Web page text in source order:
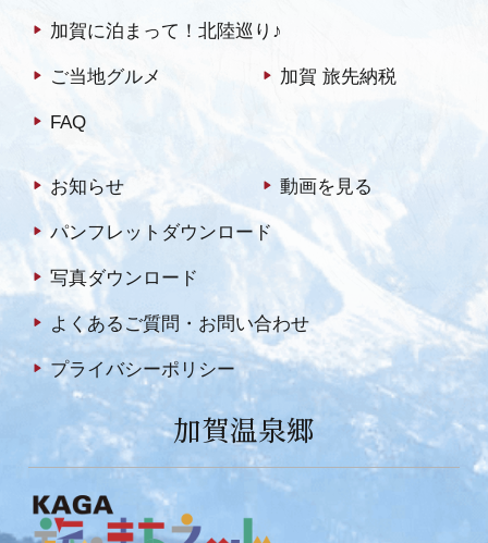
加賀に泊まって！北陸巡り♪
ご当地グルメ 加賀 旅先納税
FAQ
お知らせ 動画を見る
パンフレットダウンロード
写真ダウンロード
よくあるご質問・お問い合わせ
プライバシーポリシー
加賀温泉郷